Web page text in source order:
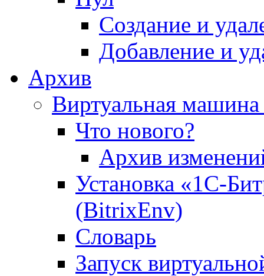
Создание и
Добавление и
Архив
Виртуальная
Что нового?
Архив
Установка «1С-
(BitrixEnv)
Словарь
Запуск